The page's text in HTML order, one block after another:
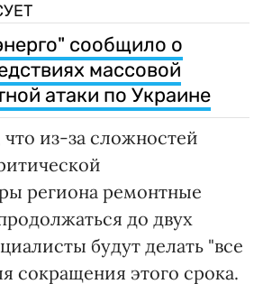
сообщило о
массовой
атаки по Украине
из-за сложностей
региона ремонтные
до двух
будут делать "все
сокращения этого срока.